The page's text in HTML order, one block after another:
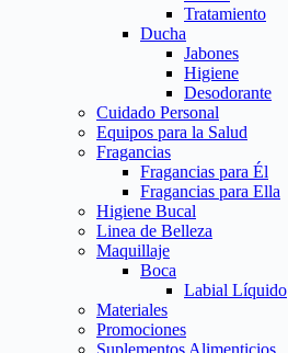
Tratamiento
Ducha
Jabones
Higiene
Desodorante
Cuidado Personal
Equipos para la Salud
Fragancias
Fragancias para Él
Fragancias para Ella
Higiene Bucal
Linea de Belleza
Maquillaje
Boca
Labial Líquido
Materiales
Promociones
Suplementos Alimenticios